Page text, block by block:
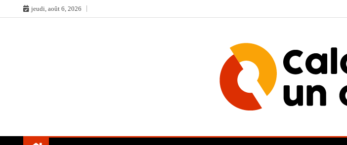
to
jeudi, août 6, 2026